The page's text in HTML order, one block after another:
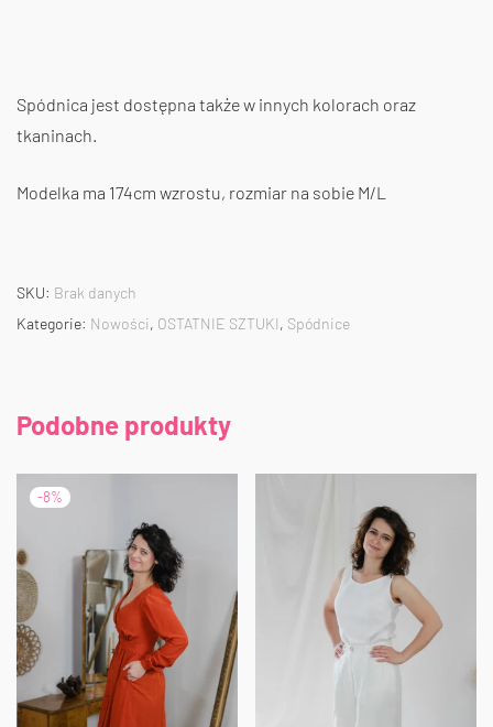
Spódnica jest dostępna także w innych kolorach oraz
tkaninach.
Modelka ma 174cm wzrostu, rozmiar na sobie M/L
SKU: Brak danych
Kategorie: Nowości, OSTATNIE SZTUKI, Spódnice
Podobne produkty
-8%